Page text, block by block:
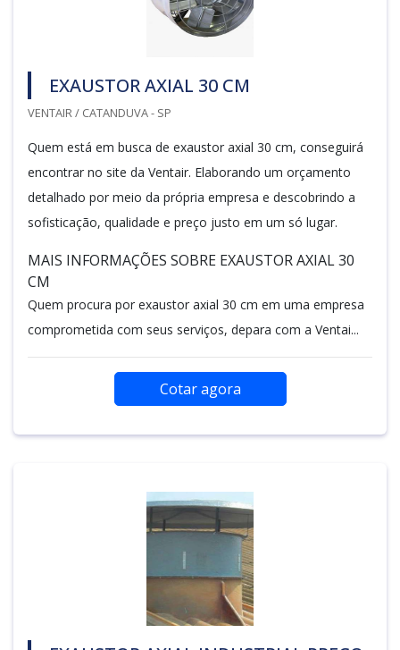
EXAUSTOR AXIAL 30 CM
VENTAIR / CATANDUVA - SP
Quem está em busca de exaustor axial 30 cm, conseguirá
encontrar no site da Ventair. Elaborando um orçamento
detalhado por meio da própria empresa e descobrindo a
sofisticação, qualidade e preço justo em um só lugar.
MAIS INFORMAÇÕES SOBRE EXAUSTOR AXIAL 30
CM
Quem procura por exaustor axial 30 cm em uma empresa
comprometida com seus serviços, depara com a Ventai...
Cotar agora